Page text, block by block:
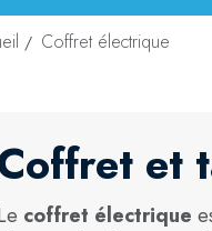
Coffret électrique
et
coffret électrique